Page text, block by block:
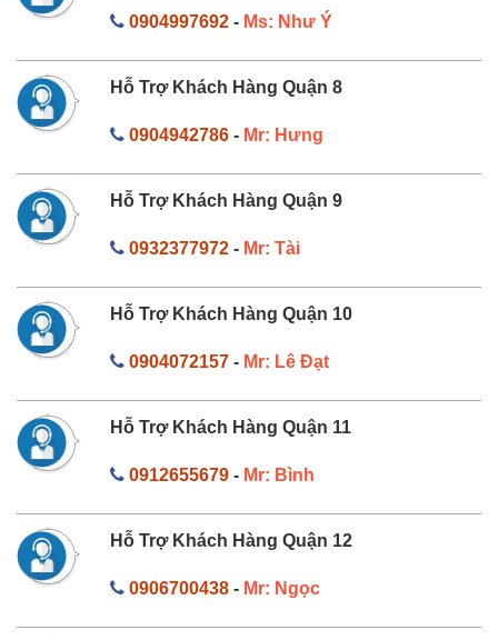
0904997692- Ms: Như Ý
Hỗ Trợ Khách Hàng Quận 8
0904942786- Mr: Hưng
Hỗ Trợ Khách Hàng Quận 9
0932377972- Mr: Tài
Hỗ Trợ Khách Hàng Quận 10
0904072157- Mr: Lê Đạt
Hỗ Trợ Khách Hàng Quận 11
0912655679- Mr: Bình
Hỗ Trợ Khách Hàng Quận 12
0906700438- Mr: Ngọc